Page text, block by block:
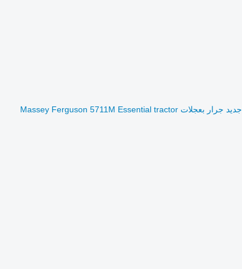
جديد جرار بعجلات Massey Ferguson 5711M Essential tractor